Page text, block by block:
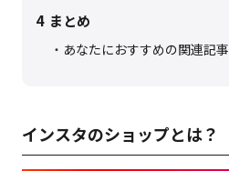
4 まとめ
あなたにおすすめの関連記事
インスタのショップとは？